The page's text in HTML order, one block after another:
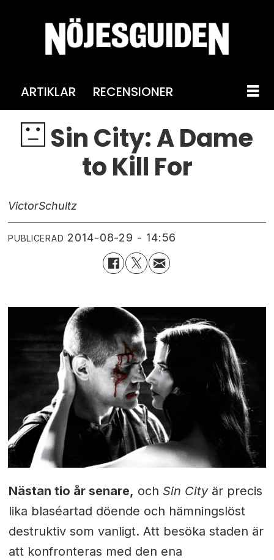
ARTIKLAR RECENSIONER
Sin City: A Dame
to Kill For
VictorSchultz
PUBLICERAD 2014-08-29 - 14:56
Nästan tio år senare, och Sin Cityär precis
lika blaséartad döende och hämningslöst
destruktiv som vanligt. Att besöka staden är
att konfronteras med den ena